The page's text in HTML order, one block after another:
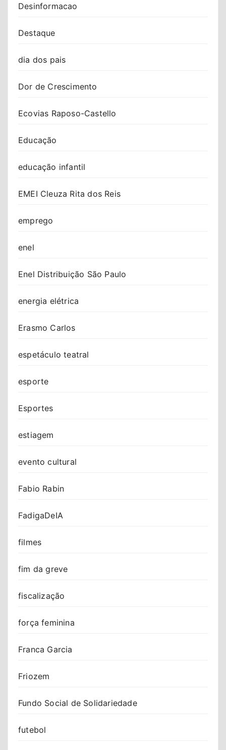
Desinformacao
Destaque
dia dos pais
Dor de Crescimento
Ecovias Raposo-Castello
Educação
educação infantil
EMEI Cleuza Rita dos Reis
emprego
enel
Enel Distribuição São Paulo
energia elétrica
Erasmo Carlos
espetáculo teatral
esporte
Esportes
estiagem
evento cultural
Fabio Rabin
FadigaDeIA
filmes
fim da greve
fiscalização
força feminina
Franca Garcia
Friozem
Fundo Social de Solidariedade
futebol